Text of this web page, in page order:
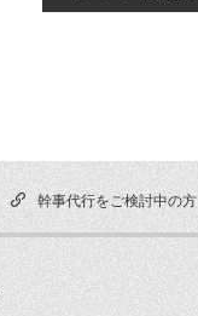
幹事代行をご検討中の方